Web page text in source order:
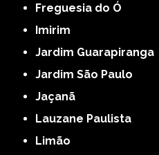
Freguesia do Ó
Imirim
Jardim Guarapiranga
Jardim São Paulo
Jaçanã
Lauzane Paulista
Limão